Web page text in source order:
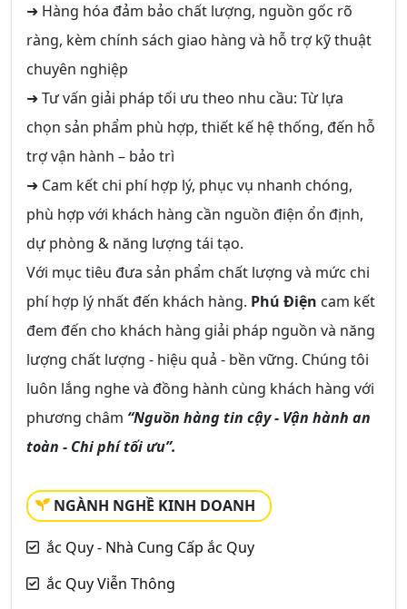
➜ Hàng hóa đảm bảo chất lượng, nguồn gốc rõ
ràng, kèm chính sách giao hàng và hỗ trợ kỹ thuật
chuyên nghiệp
➜ Tư vấn giải pháp tối ưu theo nhu cầu: Từ lựa
chọn sản phẩm phù hợp, thiết kế hệ thống, đến hỗ
trợ vận hành – bảo trì
➜ Cam kết chi phí hợp lý, phục vụ nhanh chóng,
phù hợp với khách hàng cần nguồn điện ổn định,
dự phòng & năng lượng tái tạo.
Với mục tiêu đưa sản phẩm chất lượng và mức chi
phí hợp lý nhất đến khách hàng. Phú Điện cam kết
đem đến cho khách hàng giải pháp nguồn và năng
lượng chất lượng - hiệu quả - bền vững. Chúng tôi
luôn lắng nghe và đồng hành cùng khách hàng với
phương châm “Nguồn hàng tin cậy - Vận hành an
toàn - Chi phí tối ưu”.
NGÀNH NGHỀ KINH DOANH
ắc Quy - Nhà Cung Cấp ắc Quy
ắc Quy Viễn Thông